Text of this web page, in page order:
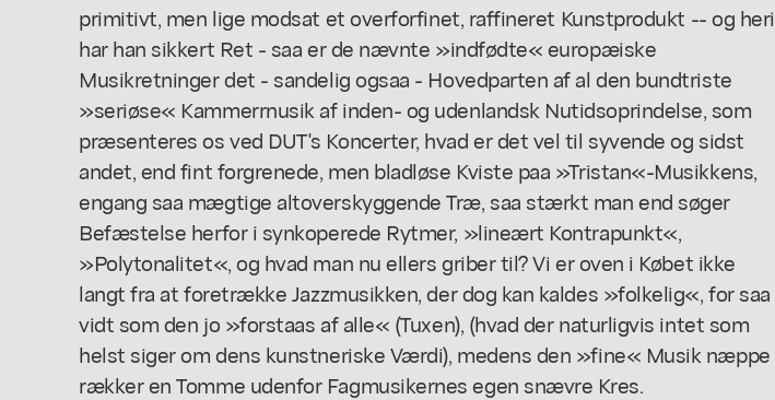
primitivt, men lige modsat et overforfinet, raffineret Kunstprodukt -- og heri
har han sikkert Ret - saa er de nævnte »indfødte« europæiske
Musikretninger det - sandelig ogsaa - Hovedparten af al den bundtriste
»seriøse« Kammerrnusik af inden- og udenlandsk Nutidsoprindelse, som
præsenteres os ved DUT's Koncerter, hvad er det vel til syvende og sidst
andet, end fint forgrenede, men bladløse Kviste paa »Tristan«-Musikkens,
engang saa mægtige altoverskyggende Træ, saa stærkt man end søger
Befæstelse herfor i synkoperede Rytmer, »lineært Kontrapunkt«,
»Polytonalitet«, og hvad man nu ellers griber til? Vi er oven i Købet ikke
langt fra at foretrække Jazzmusikken, der dog kan kaldes »folkelig«, for saa
vidt som den jo »forstaas af alle« (Tuxen), (hvad der naturligvis intet som
helst siger om dens kunstneriske Værdi), medens den »fine« Musik næppe
rækker en Tomme udenfor Fagmusikernes egen snævre Kres.